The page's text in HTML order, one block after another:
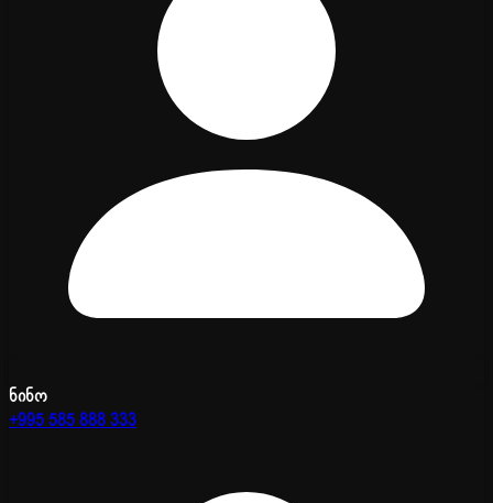
ნინო
+995 585 888 333